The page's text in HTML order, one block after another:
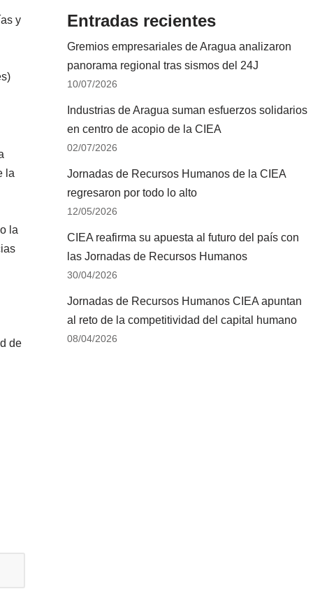
y
la
la
de
Entradas recientes
Gremios empresariales de Aragua analizaron
panorama regional tras sismos del 24J
10/07/2026
Industrias de Aragua suman esfuerzos solidarios
en centro de acopio de la CIEA
02/07/2026
Jornadas de Recursos Humanos de la CIEA
regresaron por todo lo alto
12/05/2026
CIEA reafirma su apuesta al futuro del país con
las Jornadas de Recursos Humanos
30/04/2026
Jornadas de Recursos Humanos CIEA apuntan
al reto de la competitividad del capital humano
08/04/2026